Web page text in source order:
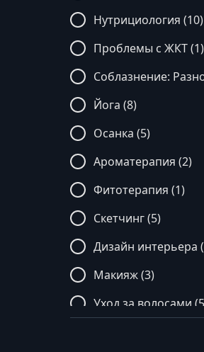
Нутрициология (10)
Проблемы с ЖКТ (1)
Соблазнение:
Йога (8)
Осанка (5)
Ароматерапия (2)
Фитотерапия (1)
Скетчинг (5)
Дизайн интерьера
Макияж (3)
Уход за волосами